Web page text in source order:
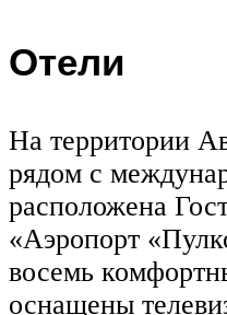
Отели
На территории
рядом с
расположена
«Аэропорт
восемь
оснащены